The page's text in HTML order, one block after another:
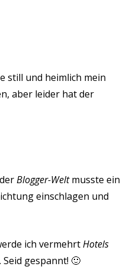
still und heimlich mein
aber leider hat der
Blogger-Weltmusste ein
einschlagen und
ich vermehrtHotels
gespannt! 🙂